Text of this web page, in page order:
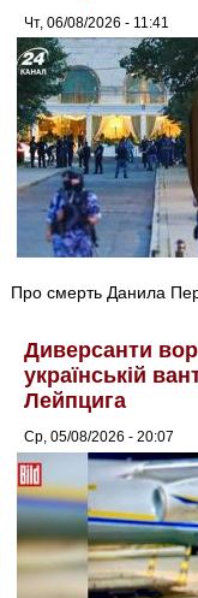
Чт, 06/08/2026 - 11:41
Про смерть Данила
Диверсанти
українській
Лейпцига
Ср, 05/08/2026 - 20:07